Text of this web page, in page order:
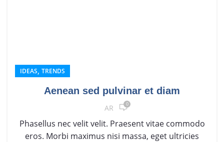
IDEAS, TRENDS
Aenean sed pulvinar et diam
AR 0
Phasellus nec velit velit. Praesent vitae commodo
eros. Morbi maximus nisi massa, eget ultricies